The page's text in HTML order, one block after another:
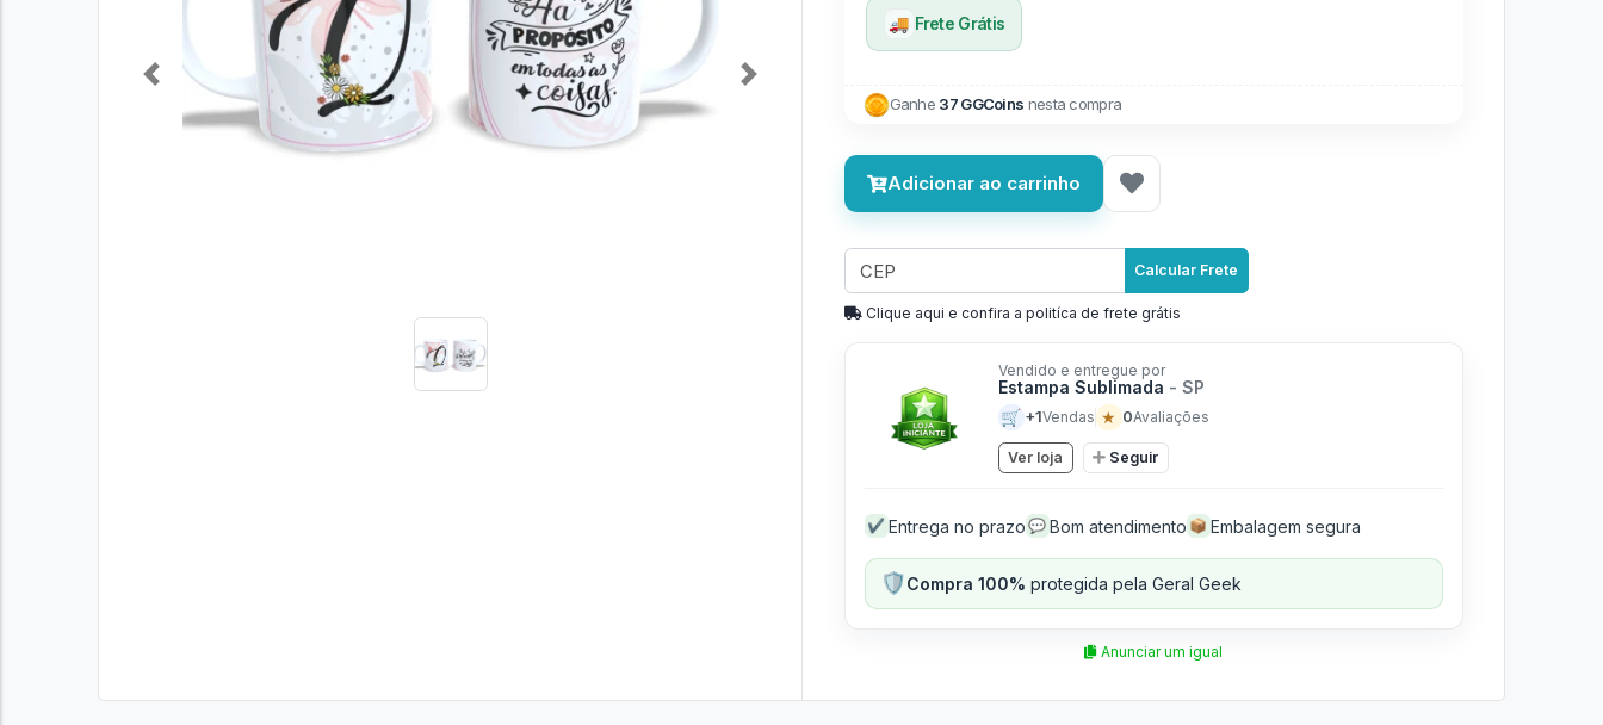
Previous Next
🚚 Frete Grátis
Ganhe 37 GGCoins nesta compra
Adicionar ao carrinho
Calcular Frete
Clique aqui e confira a politíca de frete grátis
Vendido e entregue por
Estampa Sublimada - SP
🛒 +1Vendas ★ 0Avaliações
Ver loja Seguir
✔ Entrega no prazo 💬 Bom atendimento 📦 Embalagem segura
🛡️Compra 100% protegida pela Geral Geek
Anunciar um igual